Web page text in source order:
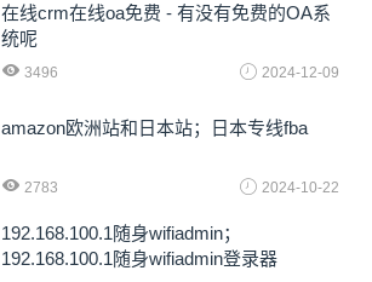
在线crm在线oa免费 - 有没有免费的OA系
统呢
3496 2024-12-09
amazon欧洲站和日本站；日本专线fba
2783 2024-10-22
192.168.100.1随身wifiadmin；
192.168.100.1随身wifiadmin登录器